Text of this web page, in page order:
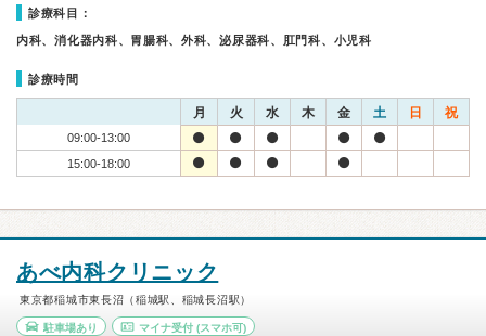
診療科目：
内科、消化器内科、胃腸科、外科、泌尿器科、肛門科、小児科
診療時間
月 火 水 木 金 土 日 祝
09:00-13:00
15:00-18:00
あべ内科クリニック
東京都稲城市東長沼（稲城駅、稲城長沼駅）
駐車場あり マイナ受付(スマホ可)